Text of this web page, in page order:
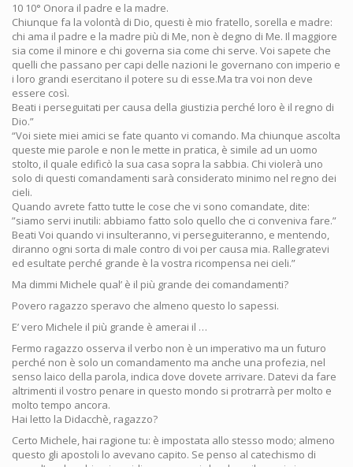
10 10° Onora il padre e la madre.
Chiunque fa la volontà di Dio, questi è mio fratello, sorella e madre:
chi ama il padre e la madre più di Me, non è degno di Me. Il maggiore
sia come il minore e chi governa sia come chi serve. Voi sapete che
quelli che passano per capi delle nazioni le governano con imperio e
i loro grandi esercitano il potere su di esse.Ma tra voi non deve
essere così.
Beati i perseguitati per causa della giustizia perché loro è il regno di
Dio.”
“Voi siete miei amici se fate quanto vi comando. Ma chiunque ascolta
queste mie parole e non le mette in pratica, è simile ad un uomo
stolto, il quale edificò la sua casa sopra la sabbia. Chi violerà uno
solo di questi comandamenti sarà considerato minimo nel regno dei
cieli.
Quando avrete fatto tutte le cose che vi sono comandate, dite:
”siamo servi inutili: abbiamo fatto solo quello che ci conveniva fare.”
Beati Voi quando vi insulteranno, vi perseguiteranno, e mentendo,
diranno ogni sorta di male contro di voi per causa mia. Rallegratevi
ed esultate perché grande è la vostra ricompensa nei cieli.”
Ma dimmi Michele qual’ è il più grande dei comandamenti?
Povero ragazzo speravo che almeno questo lo sapessi.
E’ vero Michele il più grande è amerai il …
Fermo ragazzo osserva il verbo non è un imperativo ma un futuro
perché non è solo un comandamento ma anche una profezia, nel
senso laico della parola, indica dove dovete arrivare. Datevi da fare
altrimenti il vostro penare in questo mondo si protrarrà per molto e
molto tempo ancora.
Hai letto la Didacchè, ragazzo?
Certo Michele, hai ragione tu: è impostata allo stesso modo; almeno
questo gli apostoli lo avevano capito. Se penso al catechismo di